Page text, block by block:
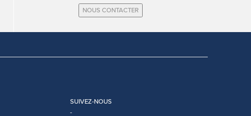
NOUS CONTACTER
SUIVEZ-NOUS